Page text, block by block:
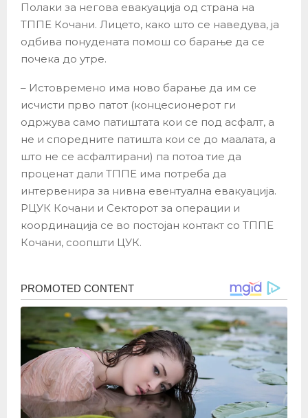
Полаки за негова евакуација од страна на
ТППЕ Кочани. Лицето, како што се наведува, ја
одбива понудената помош со барање да се
почека до утре.
– Истовремено има ново барање да им се
исчисти прво патот (концесионерот ги
одржува само патиштата кои се под асфалт, а
не и споредните патишта кои се до маалата, а
што не се асфалтирани) па потоа тие да
проценат дали ТППЕ има потреба да
интервенира за нивна евентуална евакуација.
РЦУК Кочани и Секторот за операции и
координација се во постојан контакт со ТППЕ
Кочани, соопшти ЦУК.